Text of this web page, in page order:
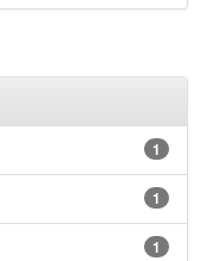
1
1
1